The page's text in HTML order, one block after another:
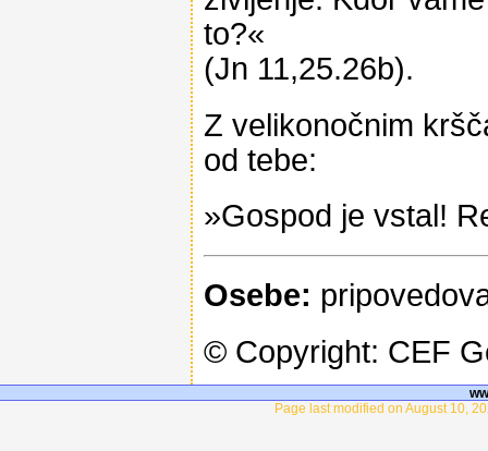
to?«
(Jn 11,25.26b).
Z velikonočnim
od tebe:
»Gospod je vstal!
Osebe:
© Copyright: CEF
Page last modified on August 10,